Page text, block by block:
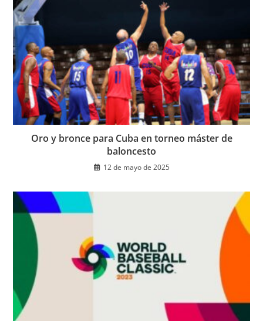
Oro y bronce para Cuba en torneo máster de
baloncesto
12 de mayo de 2025